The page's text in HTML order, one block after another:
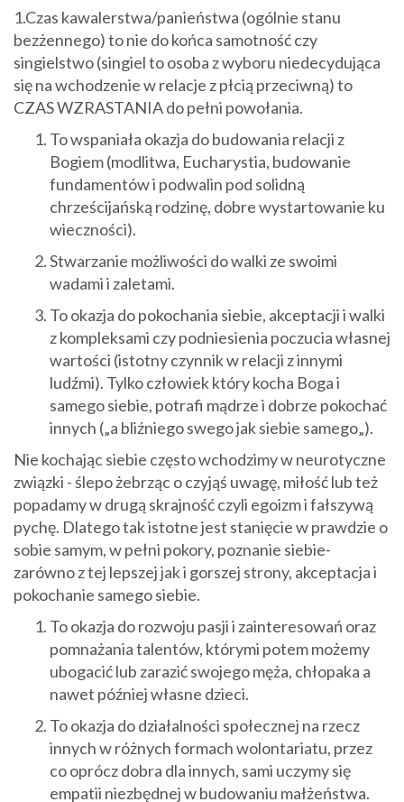
1.Czas kawalerstwa/panieństwa (ogólnie stanu
bezżennego) to nie do końca samotność czy
singielstwo (singiel to osoba z wyboru niedecydująca
się na wchodzenie w relacje z płcią przeciwną) to
CZAS WZRASTANIA do pełni powołania.
To wspaniała okazja do budowania relacji z
Bogiem (modlitwa, Eucharystia, budowanie
fundamentów i podwalin pod solidną
chrześcijańską rodzinę, dobre wystartowanie ku
wieczności).
Stwarzanie możliwości do walki ze swoimi
wadami i zaletami.
To okazja do pokochania siebie, akceptacji i walki
z kompleksami czy podniesienia poczucia własnej
wartości (istotny czynnik w relacji z innymi
ludźmi). Tylko człowiek który kocha Boga i
samego siebie, potrafi mądrze i dobrze pokochać
innych („a bliźniego swego jak siebie samego„).
Nie kochając siebie często wchodzimy w neurotyczne
związki - ślepo żebrząc o czyjąś uwagę, miłość lub też
popadamy w drugą skrajność czyli egoizm i fałszywą
pychę. Dlatego tak istotne jest stanięcie w prawdzie o
sobie samym, w pełni pokory, poznanie siebie-
zarówno z tej lepszej jak i gorszej strony, akceptacja i
pokochanie samego siebie.
To okazja do rozwoju pasji i zainteresowań oraz
pomnażania talentów, którymi potem możemy
ubogacić lub zarazić swojego męża, chłopaka a
nawet później własne dzieci.
To okazja do działalności społecznej na rzecz
innych w różnych formach wolontariatu, przez
co oprócz dobra dla innych, sami uczymy się
empatii niezbędnej w budowaniu małżeństwa.